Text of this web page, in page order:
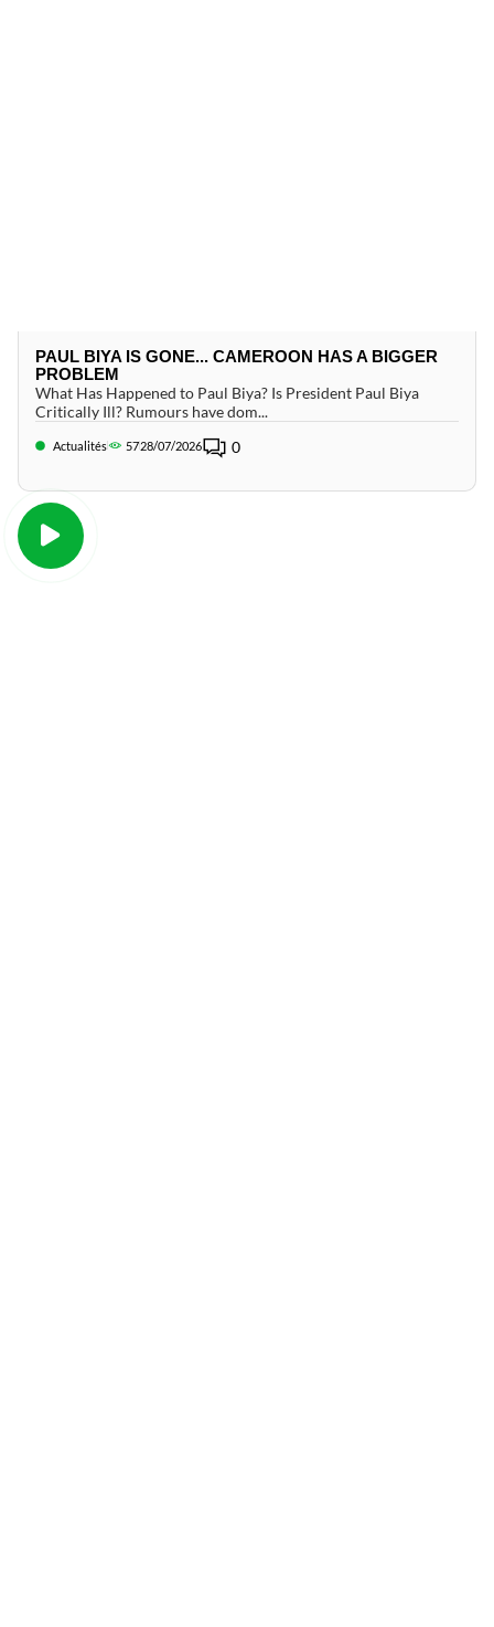
PAUL BIYA IS GONE... CAMEROON HAS A BIGGER
PROBLEM
What Has Happened to Paul Biya? Is President Paul Biya
Critically Ill? Rumours have dom...
Actualités 5728/07/2026 0